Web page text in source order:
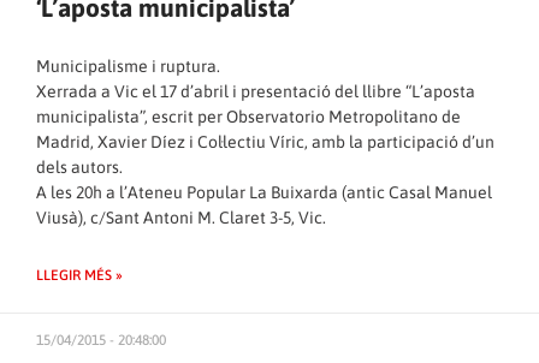
‘L’aposta municipalista’
Municipalisme i ruptura.
Xerrada a Vic el 17 d’abril i presentació del llibre “L’aposta
municipalista”, escrit per Observatorio Metropolitano de
Madrid, Xavier Díez i Col·lectiu Víric, amb la participació d’un
dels autors.
A les 20h a l’Ateneu Popular La Buixarda (antic Casal Manuel
Viusà), c/Sant Antoni M. Claret 3-5, Vic.
LLEGIR MÉS »
15/04/2015 - 20:48:00